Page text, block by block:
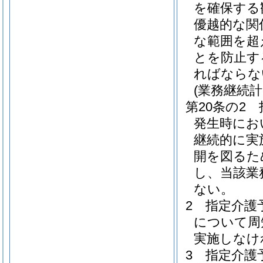
を確保す
優越的な
な範囲を
とを防止
ればなら
(業務継続
第20条の2
発生時に
継続的に
開を図る
し、当該
ない。
2
指定介護
について
実施しな
3
指定介護